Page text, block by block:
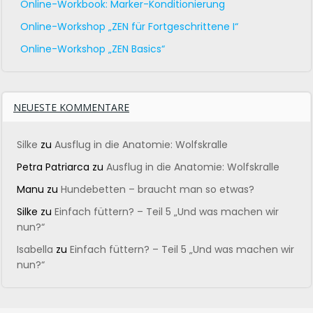
Online-Workbook: Marker-Konditionierung
Online-Workshop „ZEN für Fortgeschrittene I“
Online-Workshop „ZEN Basics“
NEUESTE KOMMENTARE
Silke zu Ausflug in die Anatomie: Wolfskralle
Petra Patriarca zu Ausflug in die Anatomie: Wolfskralle
Manu zu Hundebetten – braucht man so etwas?
Silke zu Einfach füttern? – Teil 5 „Und was machen wir
nun?“
Isabella zu Einfach füttern? – Teil 5 „Und was machen wir
nun?“